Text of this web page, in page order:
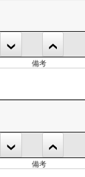
備考
備考